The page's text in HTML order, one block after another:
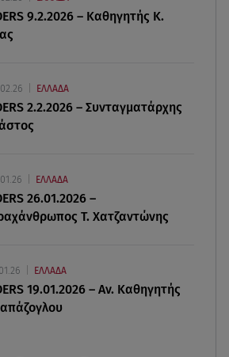
32.000.000 ευρώ
παραβιάσεις της Τουρκίας στο
9.2.2026 – Καθηγητής Κ.
ΕΛΛΑΔΑ
2.2.2026 – Συνταγματάρχης
ΕΛΛΑΔΑ
26.01.2026 –
Τ. Χατζαντώνης
ΕΛΛΑΔΑ
19.01.2026 – Αν. Καθηγητής